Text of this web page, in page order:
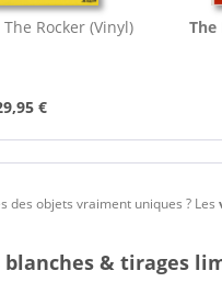
The Rocker (Vinyl)
€
The
des objets vraiment uniques ? Les
blanches & tirages